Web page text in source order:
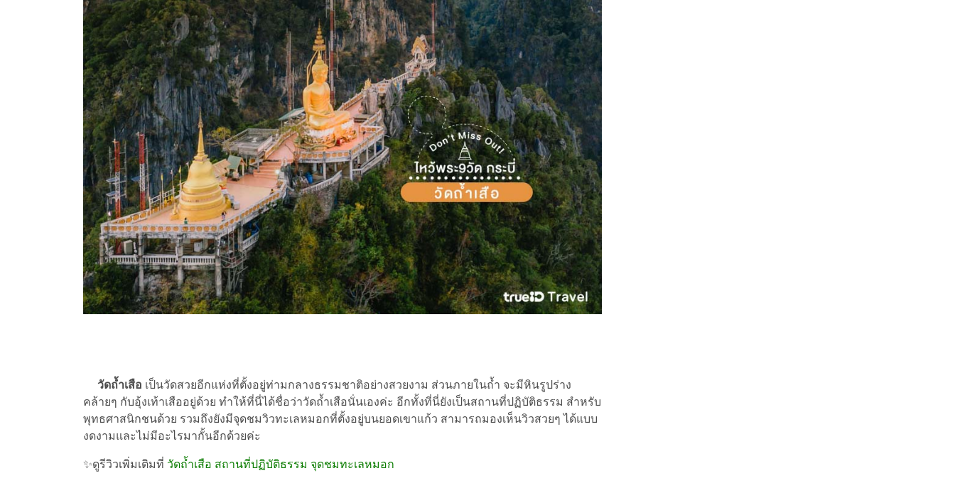
วัดถ้ำเสือ เป็นวัดสวยอีกแห่งที่ตั้งอยู่ท่ามกลางธรรมชาติอย่างสวยงาม ส่วนภายในถ้ำ จะมีหินรูปร่าง
คล้ายๆ กับอุ้งเท้าเสืออยู่ด้วย ทำให้ที่นี่ได้ชื่อว่าวัดถ้ำเสือนั่นเองค่ะ อีกทั้งที่นี่ยังเป็นสถานที่ปฏิบัติธรรม สำหรับ
พุทธศาสนิกชนด้วย รวมถึงยังมีจุดชมวิวทะเลหมอกที่ตั้งอยู่บนยอดเขาแก้ว สามารถมองเห็นวิวสวยๆ ได้แบบ
งดงามและไม่มีอะไรมากั้นอีกด้วยค่ะ
✨ดูรีวิวเพิ่มเติมที่ วัดถ้ำเสือ สถานที่ปฏิบัติธรรม จุดชมทะเลหมอก